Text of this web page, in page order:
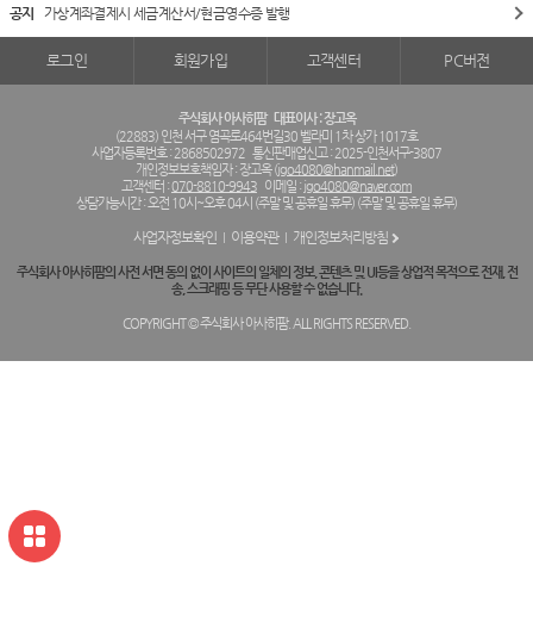
공지 가상계좌결제시 세금계산서/현금영수증 발행
로그인 회원가입 고객센터 PC버전
주식회사 아사히팜 대표이사 : 장고옥
(22883) 인천 서구 염곡로464번길30 벨라미 1차 상가 1017호
사업자등록번호 : 2868502972 통신판매업신고 : 2025-인천서구-3807
개인정보보호책임자 : 장고옥 (jgo4080@hanmail.net)
고객센터 :070-8810-9943 이메일 : jgo4080@naver.com
상담가능시간 : 오전 10시~오후 04시 (주말 및 공휴일 휴무) (주말 및 공휴일 휴무)
사업자정보확인 이용약관 개인정보처리방침
주식회사 아사히팜의 사전 서면 동의 없이 사이트의 일체의 정보, 콘텐츠 및 UI등을 상업적 목적으로 전재, 전
송, 스크래핑 등 무단 사용할 수 없습니다.
COPYRIGHT © 주식회사 아사히팜. ALL RIGHTS RESERVED.